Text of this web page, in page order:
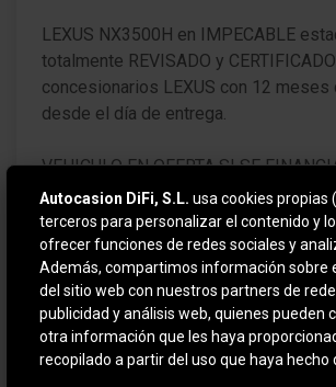
LEXUS NX3500H en IMPECABLE
totalmente REVISADO y
concesionarios LEXUS con 12 meses
desde el día de entrega.
VEHICULO EN OFERTA SI SE
Para más información contactar por
o si quiere verlo y probarlo sin
DIFIMOLINS / DIFIGIRONA ). Amplio
constante renovación, aceptamos su
forma de pago.
Autocasion DiFi, S.L. usa cookies propias
terceros para personalizar el contenido y
ofrecer funciones de redes sociales y
Además, compartimos información sobre
del sitio web con nuestros partners de
publicidad y análisis web, quienes pueden
otra información que les haya
recopilado a partir del uso que haya hecho